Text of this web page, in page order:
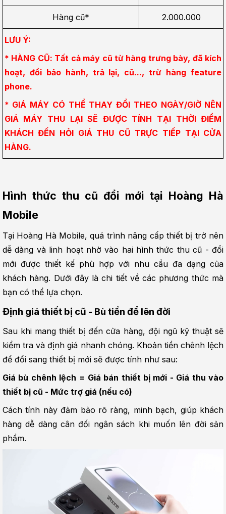
Hàng cũ* 2.000.000
LƯU Ý:
* HÀNG CŨ: Tất cả máy cũ từ hàng trưng bày, đã kích
hoạt, đổi bảo hành, trả lại, cũ..., trừ hàng feature
phone.
* GIÁ MÁY CÓ THỂ THAY ĐỔI THEO NGÀY/GIỜ NÊN
GIÁ MÁY THU LẠI SẼ ĐƯỢC TÍNH TẠI THỜI ĐIỂM
KHÁCH ĐẾN HỎI GIÁ THU CŨ TRỰC TIẾP TẠI CỬA
HÀNG.
Hình thức thu cũ đổi mới tại Hoàng Hà
Mobile
Tại Hoàng Hà Mobile, quá trình nâng cấp thiết bị trở nên
dễ dàng và linh hoạt nhờ vào hai hình thức thu cũ - đổi
mới được thiết kế phù hợp với nhu cầu đa dạng của
khách hàng. Dưới đây là chi tiết về các phương thức mà
bạn có thể lựa chọn.
Định giá thiết bị cũ - Bù tiền để lên đời
Sau khi mang thiết bị đến cửa hàng, đội ngũ kỹ thuật sẽ
kiểm tra và định giá nhanh chóng. Khoản tiền chênh lệch
để đổi sang thiết bị mới sẽ được tính như sau:
Giá bù chênh lệch = Giá bán thiết bị mới - Giá thu vào
thiết bị cũ - Mức trợ giá (nếu có)
Cách tính này đảm bảo rõ ràng, minh bạch, giúp khách
hàng dễ dàng cân đối ngân sách khi muốn lên đời sản
phẩm.